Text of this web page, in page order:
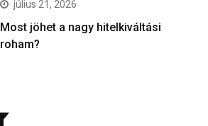
július 21, 2026
Most jöhet a nagy hitelkiváltási
roham?